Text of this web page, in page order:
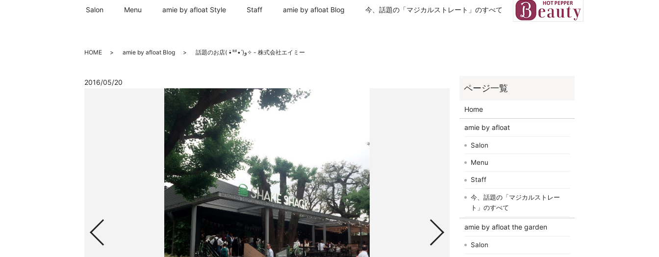
Salon Menu amie by afloat Style Staff amie by afloat Blog 今、話題の「マジカルストレート」のすべて
HOME amie by afloat Blog 話題のお店( •̀ᄇ• ́)ﻭ✧ - 株式会社エイミー
2016/05/20
Home
amie by afloat
Salon
Menu
Staff
今、話題の「マジカルストレー
ト」のすべて
amie by afloat the garden
Salon